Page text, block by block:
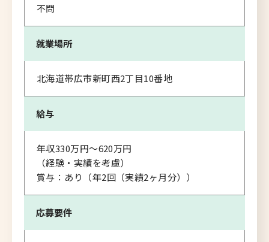
不問
就業場所
北海道帯広市新町西2丁目10番地
給与
年収330万円～620万円
（経験・実績を考慮）
賞与：あり（年2回（実績2ヶ月分））
応募要件